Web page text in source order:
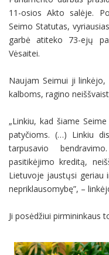
11-osios Akto salėje.
Seimo Statutas,
garbė atiteko 73-ejų
Vėsaitei.
Naujam Seimui ji
kalboms, ragino
„Linkiu, kad šiame
patyčioms. (…) Linkiu
tarpusavio
pasitikėjimo kreditą,
Lietuvoje jaustųsi geriau
nepriklausomybę”, –
Ji posėdžiui pirmininkaus